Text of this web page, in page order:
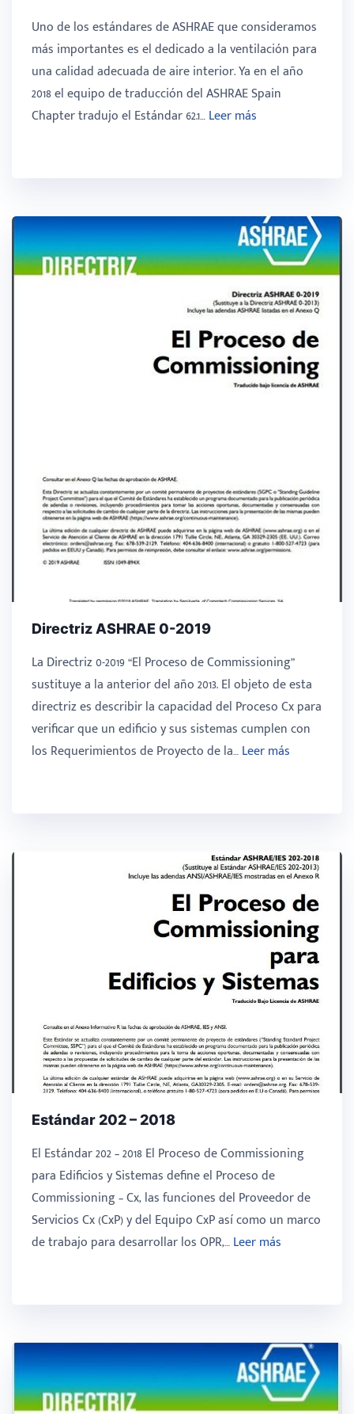
Uno de los estándares de ASHRAE que consideramos
más importantes es el dedicado a la ventilación para
una calidad adecuada de aire interior. Ya en el año
2018 el equipo de traducción del ASHRAE Spain
Chapter tradujo el Estándar 62.1…Leer más
Directriz ASHRAE 0-2019
La Directriz 0-2019 “El Proceso de Commissioning”
sustituye a la anterior del año 2013. El objeto de esta
directriz es describir la capacidad del Proceso Cx para
verificar que un edificio y sus sistemas cumplen con
los Requerimientos de Proyecto de la…Leer más
Estándar 202 – 2018
El Estándar 202 – 2018 El Proceso de Commissioning
para Edificios y Sistemas define el Proceso de
Commissioning – Cx, las funciones del Proveedor de
Servicios Cx (CxP) y del Equipo CxP así como un marco
de trabajo para desarrollar los OPR,…Leer más